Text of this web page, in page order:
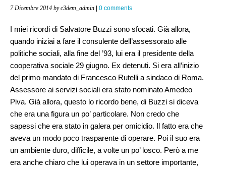
7 Dicembre 2014 by c3dem_admin | 0 comments
I miei ricordi di Salvatore Buzzi sono sfocati. Già allora,
quando iniziai a fare il consulente dell’assessorato alle
politiche sociali, alla fine del ’93, lui era il presidente della
cooperativa sociale 29 giugno. Ex detenuti. Si era all’inizio
del primo mandato di Francesco Rutelli a sindaco di Roma.
Assessore ai servizi sociali era stato nominato Amedeo
Piva. Già allora, questo lo ricordo bene, di Buzzi si diceva
che era una figura un po’ particolare. Non credo che
sapessi che era stato in galera per omicidio. Il fatto era che
aveva un modo poco trasparente di operare. Poi il suo era
un ambiente duro, difficile, a volte un po’ losco. Però a me
era anche chiaro che lui operava in un settore importante,